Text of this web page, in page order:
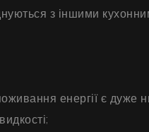
з іншими
енергії є дуже